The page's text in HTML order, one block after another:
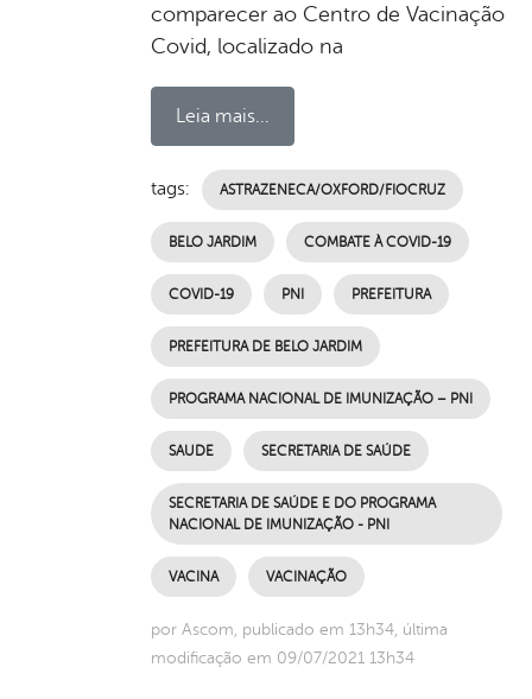
comparecer ao Centro de Vacinação
Covid, localizado na
Leia mais...
tags: ASTRAZENECA/OXFORD/FIOCRUZ
BELO JARDIM COMBATE À COVID-19
COVID-19 PNI PREFEITURA
PREFEITURA DE BELO JARDIM
PROGRAMA NACIONAL DE IMUNIZAÇÃO – PNI
SAUDE SECRETARIA DE SAÚDE
SECRETARIA DE SAÚDE E DO PROGRAMA
NACIONAL DE IMUNIZAÇÃO - PNI
VACINA VACINAÇÃO
por Ascom, publicado em 13h34, última
modificação em 09/07/2021 13h34